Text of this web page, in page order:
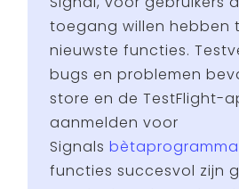
toegang willen hebben
nieuwste functies.
bugs en problemen
store en de TestFlight-
aanmelden voor
Signalsbètaprogramma
functies succesvol zijn